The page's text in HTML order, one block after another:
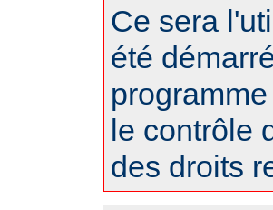
Ce sera
été
le contrôle
des droits